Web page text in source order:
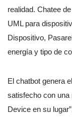
realidad. Chatee
UML para
Dispositivo,
energía y tipo de
El chatbot genera
satisfecho con una
Device en su